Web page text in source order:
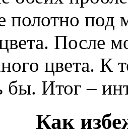
полотно под
После
цвета. К
бы. Итог –
Как